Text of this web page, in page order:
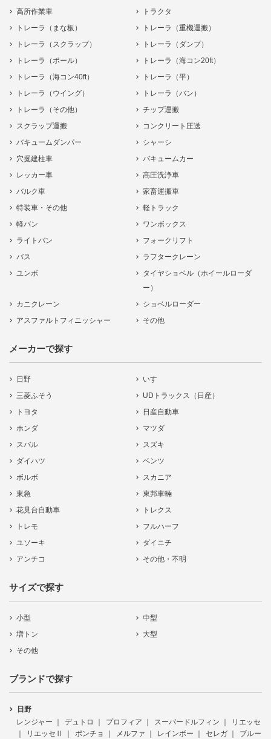
高所作業車
トラクタ
トレーラ（まな板）
トレーラ（重機運搬）
トレーラ（スクラップ）
トレーラ（ダンプ）
トレーラ（ポール）
トレーラ（海コン20ft）
トレーラ（海コン40ft）
トレーラ（平）
トレーラ（ウイング）
トレーラ（バン）
トレーラ（その他）
チップ運搬
スクラップ運搬
コンクリート圧送
バキュームダンパー
シャーシ
穴掘建柱車
バキュームカー
レッカー車
高圧洗浄車
バルク車
家畜運搬車
特装車・その他
軽トラック
軽バン
ワンボックス
ライトバン
フォークリフト
バス
ラフタークレーン
ユンボ
タイヤショベル（ホイールローダ
ー）
カニクレーン
ショベルローダー
アスファルトフィニッシャー
その他
メーカーで探す
日野
いすゞ
三菱ふそう
UDトラックス（日産）
トヨタ
日産自動車
ホンダ
マツダ
スバル
スズキ
ダイハツ
ベンツ
ボルボ
スカニア
東急
東邦車輛
花見台自動車
トレクス
トレモ
フルハーフ
ユソーキ
ダイニチ
アンチコ
その他・不明
サイズで探す
小型
中型
増トン
大型
その他
ブランドで探す
日野
レンジャー
デュトロ プロフィア スーパードルフィン
リエッセ
リエッセⅡ
ポンチョ メルファ レインボー セレガ
ブルー